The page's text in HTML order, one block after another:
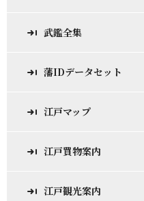
武鑑全集
藩IDデータセット
江戸マップ
江戸買物案内
江戸観光案内